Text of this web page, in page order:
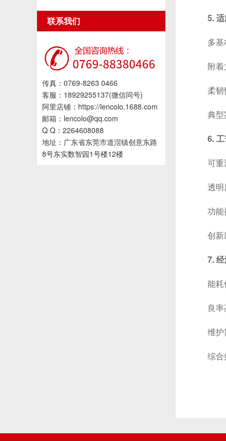
联系我们
传真：0769-8263 0466
客服：18929255137(微信同号)
阿里店铺：https://lencolo.1688.com
邮箱：lencolo@qq.com
Q Q：2264608088
地址：广东省东莞市道滘镇创意东路
8号东实数智园1号楼12楼
5.
多基材
附着力
柔韧性
典型案
6.
可重涂
透明度
功能扩
创新应
7.
能耗低
良率高
维护简
综合效